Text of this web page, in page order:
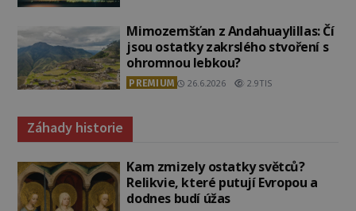
Mimozemšťan z Andahuaylillas: Čí
jsou ostatky zakrslého stvoření s
ohromnou lebkou?
PREMIUM 26.6.2026 2.9TIS
Záhady historie
Kam zmizely ostatky světců?
Relikvie, které putují Evropou a
dodnes budí úžas